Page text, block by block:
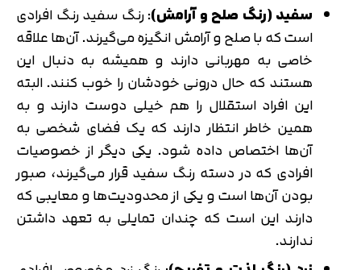
سفید (رنگ صلح و آرامش): رنگ سفید رنگ افرادی
است که با صلح و آرامش انگیزه می‌گیرند. آن‌ها علاقه
خاصی به مهربانی دارند و همیشه به دنبال این
هستند که حال درونی خودشان را خوب کنند. البته
این افراد استقلال را هم خیلی دوست دارند و به
همین خاطر انتظار دارند که یک فضای شخصی به
آن‌ها اختصاص داده شود. یکی دیگر از خصوصیات
افرادی که در دسته رنگ سفید قرار می‌گیرند، صبور
بودن آن‌ها است و یکی از محدودیت‌ها و معایبی که
دارند این است که چندان تمایلی به تعهد داشتن
ندارند.